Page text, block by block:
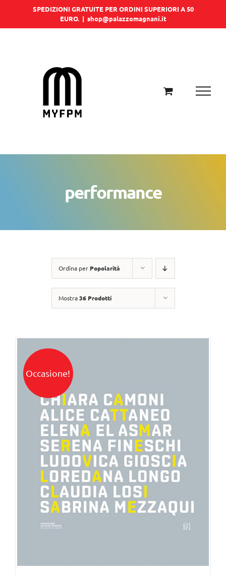
SPEDIZIONI GRATUITE PER ORDINI SUPERIORI A 50
EURO. | shop@palazzomagnani.it
performance
Ordina per Popolarità
Mostra36 Prodotti
Occasione!